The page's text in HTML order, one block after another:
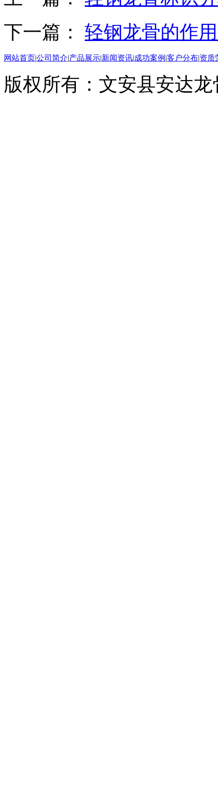
下一篇： 轻钢龙骨的作
网站首页|公司简介|产品展示|新闻资讯|成功案例 |客户分布|资质
版权所有：文安县安达